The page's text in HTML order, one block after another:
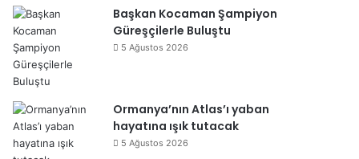
Başkan Kocaman Şampiyon
Güreşçilerle Buluştu
5 Ağustos 2026
Ormanya’nın Atlas’ı yaban
hayatına ışık tutacak
5 Ağustos 2026